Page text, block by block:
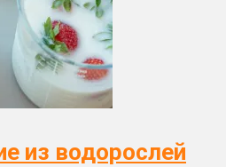
из водорослей